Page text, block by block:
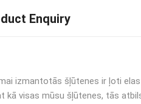
Enquiry
izmantotās šļūtenes ir ļoti
kā visas mūsu šļūtenes, tās